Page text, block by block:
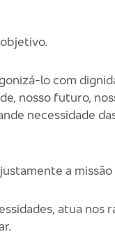
lo com
nosso futuro,
necessidade
a
atua